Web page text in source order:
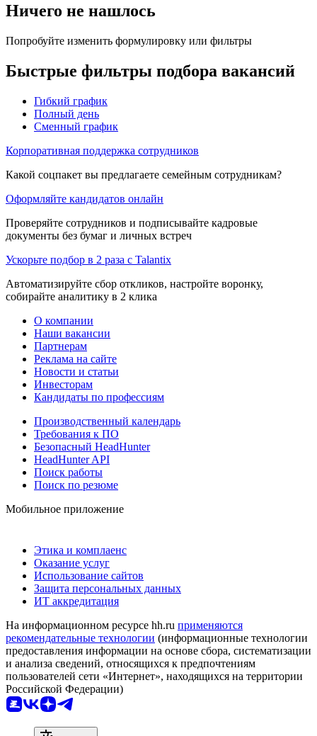
Ничего не нашлось
Попробуйте изменить формулировку или фильтры
Быстрые фильтры подбора вакансий
Гибкий график
Полный день
Сменный график
Корпоративная поддержка сотрудников
Какой соцпакет вы предлагаете семейным сотрудникам?
Оформляйте кандидатов онлайн
Проверяйте сотрудников и подписывайте кадровые
документы без бумаг и личных встреч
Ускорьте подбор в 2 раза с Talantix
Автоматизируйте сбор откликов, настройте воронку,
собирайте аналитику в 2 клика
О компании
Наши вакансии
Партнерам
Реклама на сайте
Новости и статьи
Инвесторам
Кандидаты по профессиям
Производственный календарь
Требования к ПО
Безопасный HeadHunter
HeadHunter API
Поиск работы
Поиск по резюме
Мобильное приложение
Этика и комплаенс
Оказание услуг
Использование сайтов
Защита персональных данных
ИТ аккредитация
На информационном ресурсе hh.ru применяются
рекомендательные технологии (информационные технологии
предоставления информации на основе сбора, систематизации
и анализа сведений, относящихся к предпочтениям
пользователей сети «Интернет», находящихся на территории
Российской Федерации)